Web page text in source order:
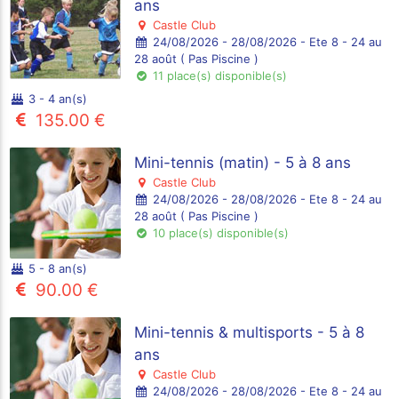
ans
Castle Club
24/08/2026 - 28/08/2026 - Ete 8 - 24 au
28 août ( Pas Piscine )
11 place(s) disponible(s)
3 - 4 an(s)
135.00 €
Mini-tennis (matin) - 5 à 8 ans
Castle Club
24/08/2026 - 28/08/2026 - Ete 8 - 24 au
28 août ( Pas Piscine )
10 place(s) disponible(s)
5 - 8 an(s)
90.00 €
Mini-tennis & multisports - 5 à 8
ans
Castle Club
24/08/2026 - 28/08/2026 - Ete 8 - 24 au